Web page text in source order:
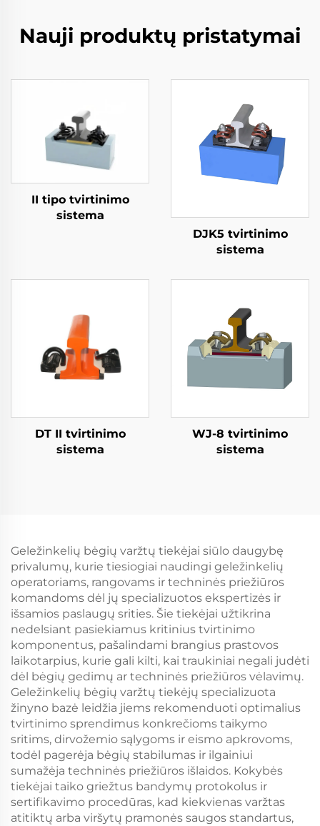
Nauji produktų pristatymai
II tipo tvirtinimo
sistema
DJK5 tvirtinimo
sistema
DT II tvirtinimo
sistema
WJ-8 tvirtinimo
sistema
Geležinkelių bėgių varžtų tiekėjai siūlo daugybę
privalumų, kurie tiesiogiai naudingi geležinkelių
operatoriams, rangovams ir techninės priežiūros
komandoms dėl jų specializuotos ekspertizės ir
išsamios paslaugų srities. Šie tiekėjai užtikrina
nedelsiant pasiekiamus kritinius tvirtinimo
komponentus, pašalindami brangius prastovos
laikotarpius, kurie gali kilti, kai traukiniai negali judėti
dėl bėgių gedimų ar techninės priežiūros vėlavimų.
Geležinkelių bėgių varžtų tiekėjų specializuota
žinyno bazė leidžia jiems rekomenduoti optimalius
tvirtinimo sprendimus konkrečioms taikymo
sritims, dirvožemio sąlygoms ir eismo apkrovoms,
todėl pagerėja bėgių stabilumas ir ilgainiui
sumažėja techninės priežiūros išlaidos. Kokybės
tiekėjai taiko griežtus bandymų protokolus ir
sertifikavimo procedūras, kad kiekvienas varžtas
atitiktų arba viršytų pramonės saugos standartus,